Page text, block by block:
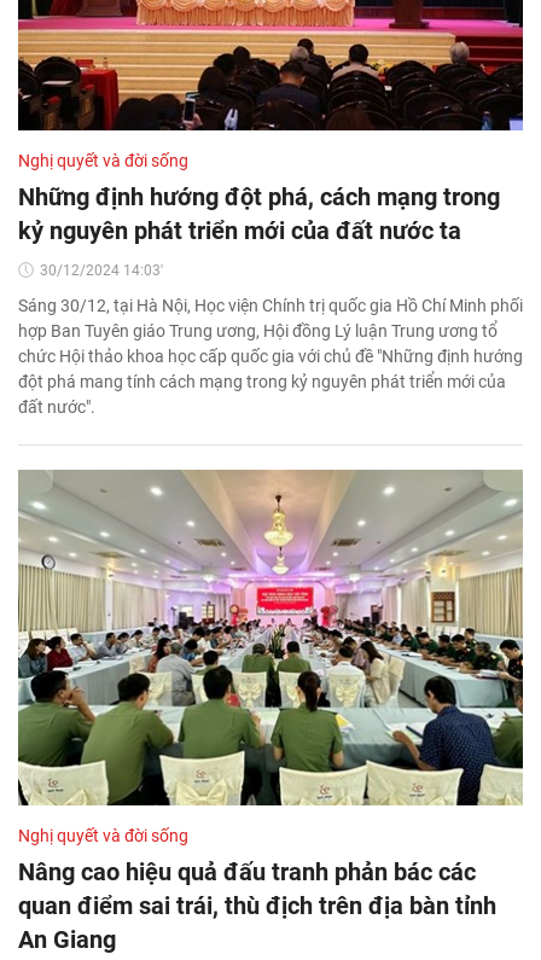
Nghị quyết và đời sống
Những định hướng đột phá, cách mạng trong
kỷ nguyên phát triển mới của đất nước ta
30/12/2024 14:03'
Sáng 30/12, tại Hà Nội, Học viện Chính trị quốc gia Hồ Chí Minh phối
hợp Ban Tuyên giáo Trung ương, Hội đồng Lý luận Trung ương tổ
chức Hội thảo khoa học cấp quốc gia với chủ đề "Những định hướng
đột phá mang tính cách mạng trong kỷ nguyên phát triển mới của
đất nước".
Nghị quyết và đời sống
Nâng cao hiệu quả đấu tranh phản bác các
quan điểm sai trái, thù địch trên địa bàn tỉnh
An Giang